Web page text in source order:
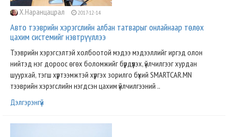
Х.Наранцацрал 2017-12-14
Авто тээврийн хэрэгслийн албан татварыг онлайнаар төлөх
цахим системийг нэвтрүүллээ
Тээврийн хэрэгсэлтэй холбоотой мэдээ мэдээллийг иргэд олон
нийтэд нэг дороос өгөх боломжийг бүрдүүлэх, үйлчилгээг хурдан
шуурхай, тэгш хүртээмжтэй хүргэх зорилго бүхий SMARTCAR.MN
тээврийн хэрэгслийн нэгдсэн цахим үйлчилгээний ..
Дэлгэрэнгүй